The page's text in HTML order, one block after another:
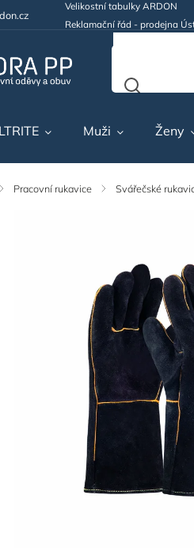
Velikostní tabulky ARDON
Reklamační řád - prodejna
Muži Ženy
/ Pracovní rukavice / Svářečské